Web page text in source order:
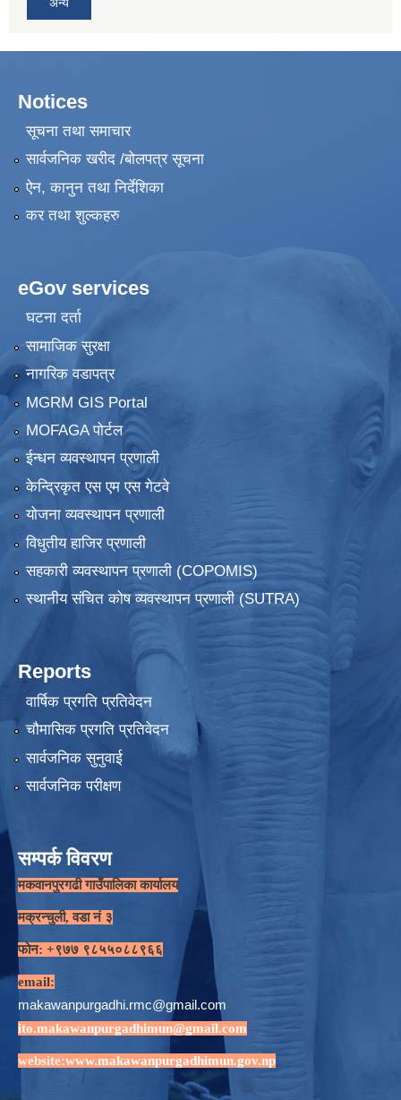
Notices
सूचना तथा समाचार
सार्वजनिक खरीद /बोलपत्र सूचना
ऐन, कानुन तथा निर्देशिका
कर तथा शुल्कहरु
eGov services
घटना दर्ता
सामाजिक सुरक्षा
नागरिक वडापत्र
MGRM GIS Portal
MOFAGA पोर्टल
ईन्धन व्यवस्थापन प्रणाली
केन्द्रिकृत एस एम एस गेटवे
योजना व्यवस्थापन प्रणाली
विधुतीय हाजिर प्रणाली
सहकारी व्यवस्थापन प्रणाली (COPOMIS)
स्थानीय संचित कोष व्यवस्थापन प्रणाली (SUTRA)
Reports
वार्षिक प्रगति प्रतिवेदन
चौमासिक प्रगति प्रतिवेदन
सार्वजनिक सुनुवाई
सार्वजनिक परीक्षण
सम्पर्क विवरण
मकवानपुरगढी गाउँपालिका कार्यालय
मक्रन्चुली, वडा नं ३
फोन: +९७७ ९८५५०८८९६६
email:
makawanpurgadhi.rmc@gmail.com
ito.makawanpurgadhimun@gmail.com
website:www.makawanpurgadhimun.gov.np